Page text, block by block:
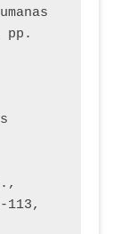
pp.